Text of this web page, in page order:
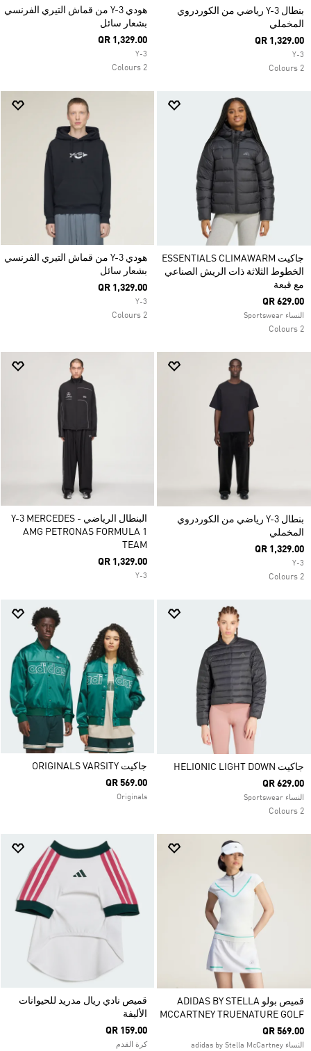
بنطال Y-3 رياضي من الكوردروي
المخملي
QR 1,329.00
Y-3
2 Colours
هودي Y-3 من قماش التيري الفرنسي
بشعار سائل
QR 1,329.00
Y-3
2 Colours
جاكيت ESSENTIALS CLIMAWARM
الخطوط الثلاثة ذات الريش الصناعي
مع قبعة
QR 629.00
النساء Sportswear
2 Colours
هودي Y-3 من قماش التيري الفرنسي
بشعار سائل
QR 1,329.00
Y-3
2 Colours
بنطال Y-3 رياضي من الكوردروي
المخملي
QR 1,329.00
Y-3
2 Colours
البنطال الرياضي Y-3 MERCEDES -
AMG PETRONAS FORMULA 1
TEAM
QR 1,329.00
Y-3
جاكيت HELIONIC LIGHT DOWN
QR 629.00
النساء Sportswear
2 Colours
جاكيت ORIGINALS VARSITY
QR 569.00
Originals
قميص بولو ADIDAS BY STELLA
MCCARTNEY TRUENATURE GOLF
QR 569.00
النساء adidas by Stella McCartney
قميص نادي ريال مدريد للحيوانات
الأليفة
QR 159.00
كرة القدم